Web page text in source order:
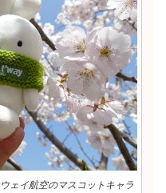
ェイ航空のマスコットキャラ